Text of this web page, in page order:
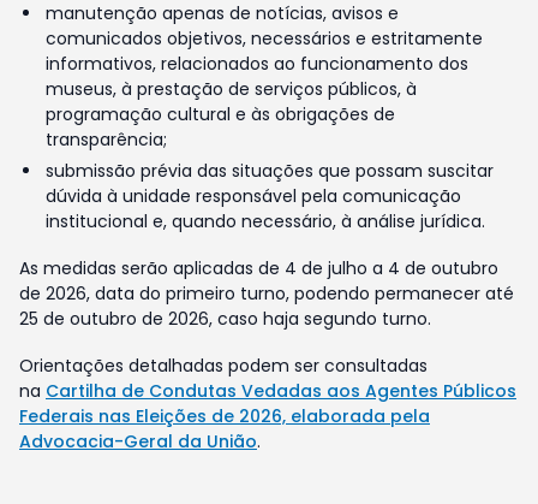
manutenção apenas de notícias, avisos e
comunicados objetivos, necessários e estritamente
informativos, relacionados ao funcionamento dos
museus, à prestação de serviços públicos, à
programação cultural e às obrigações de
transparência;
submissão prévia das situações que possam suscitar
dúvida à unidade responsável pela comunicação
institucional e, quando necessário, à análise jurídica.
As medidas serão aplicadas de 4 de julho a 4 de outubro
de 2026, data do primeiro turno, podendo permanecer até
25 de outubro de 2026, caso haja segundo turno.
Orientações detalhadas podem ser consultadas
na Cartilha de Condutas Vedadas aos Agentes Públicos
Federais nas Eleições de 2026, elaborada pela
Advocacia-Geral da União.